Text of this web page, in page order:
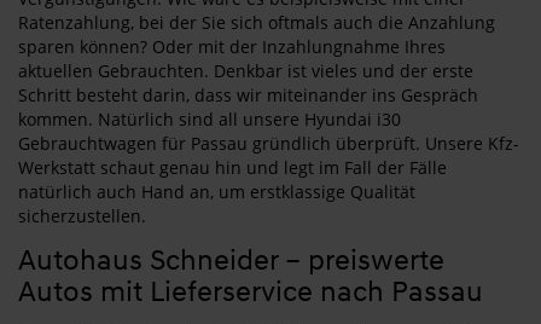
Ratenzahlung, bei der Sie sich oftmals auch die Anzahlung
sparen können? Oder mit der Inzahlungnahme Ihres
aktuellen Gebrauchten. Denkbar ist vieles und der erste
Schritt besteht darin, dass wir miteinander ins Gespräch
kommen. Natürlich sind all unsere Hyundai i30
Gebrauchtwagen für Passau gründlich überprüft. Unsere Kfz-
Werkstatt schaut genau hin und legt im Fall der Fälle
natürlich auch Hand an, um erstklassige Qualität
sicherzustellen.
Autohaus Schneider – preiswerte
Autos mit Lieferservice nach Passau